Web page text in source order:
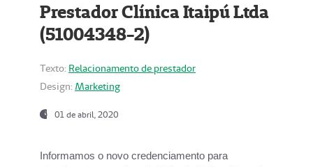
Prestador Clínica Itaipú Ltda
(51004348-2)
Texto: Relacionamento de prestador
Design: Marketing
01 de abril, 2020
Informamos o novo credenciamento para